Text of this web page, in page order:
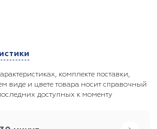
комплекте поставки,
виде и цвете товара носит справочный
доступных к моменту